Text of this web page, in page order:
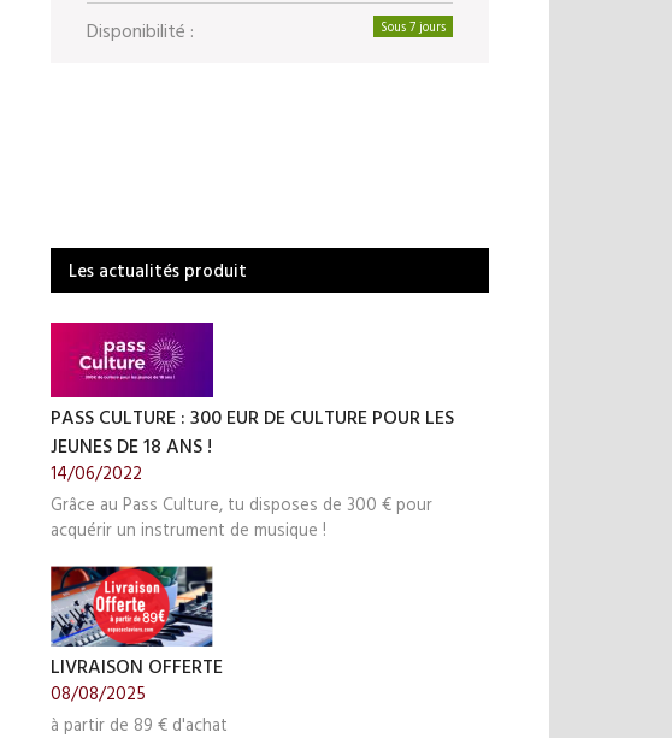
Disponibilité : Sous 7 jours
Les actualités produit
PASS CULTURE : 300 EUR DE CULTURE POUR LES
JEUNES DE 18 ANS !
14/06/2022
Grâce au Pass Culture, tu disposes de 300 € pour
acquérir un instrument de musique !
LIVRAISON OFFERTE
08/08/2025
à partir de 89 € d'achat